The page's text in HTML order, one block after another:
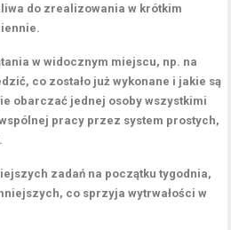
do zrealizowania w krótkim
w widocznym miejscu, np. na
co zostało już wykonane i jakie są
obarczać jednej osoby wszystkimi
pracy przez system prostych,
zadań na początku tygodnia,
co sprzyja wytrwałości w